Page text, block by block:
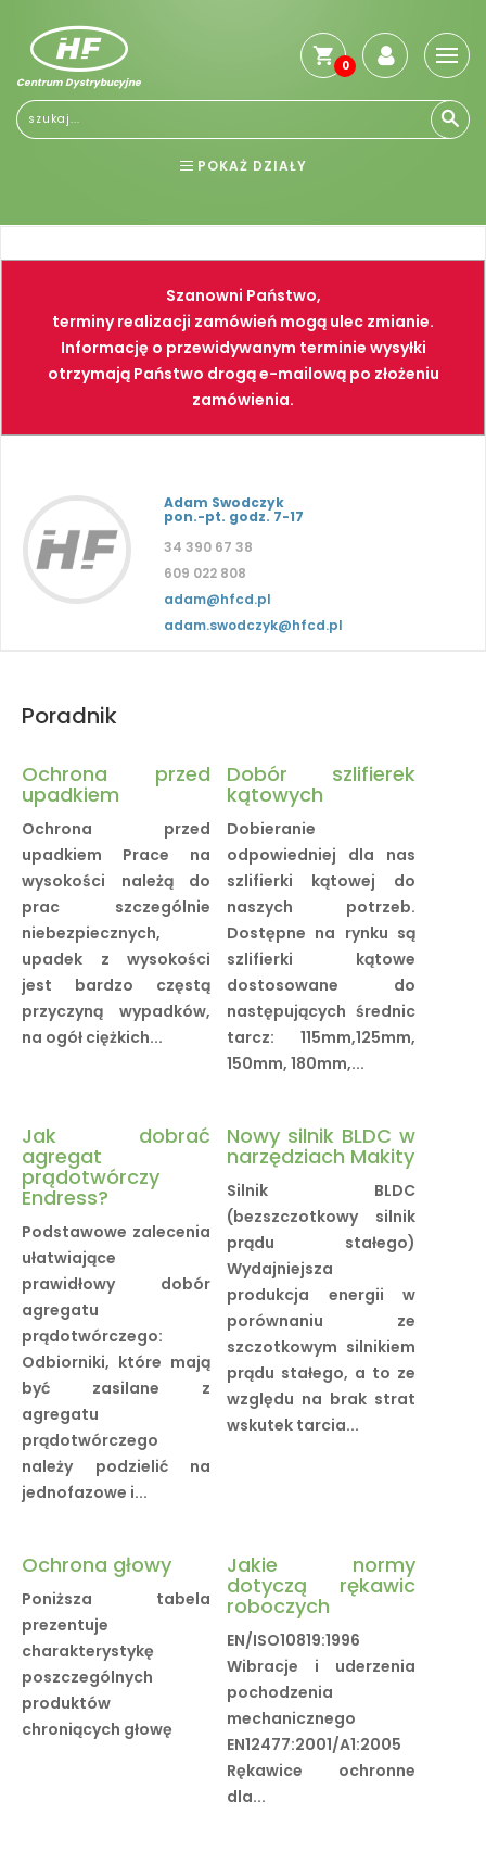
Centrum Dystrybucyjne
0
POKAŻ DZIAŁY
NARZĘDZIA SPAWALNICTWO
FARBY PNEUMATYKA
Szanowni Państwo,
terminy realizacji zamówień mogą ulec zmianie.
Informację o przewidywanym terminie wysyłki
otrzymają Państwo drogą e-mailową po złożeniu
zamówienia.
Adam Swodczyk
pon.-pt. godz. 7-17
34 390 67 38
609 022 808
adam@hfcd.pl
adam.swodczyk@hfcd.pl
Poradnik
Ochrona przed
upadkiem
Ochrona przed
upadkiem Prace na
wysokości należą do
prac szczególnie
niebezpiecznych,
upadek z wysokości
jest bardzo częstą
przyczyną wypadków,
na ogół ciężkich...
Dobór szlifierek
kątowych
Dobieranie
odpowiedniej dla nas
szlifierki kątowej do
naszych potrzeb.
Dostępne na rynku są
szlifierki kątowe
dostosowane do
następujących średnic
tarcz: 115mm,125mm,
150mm, 180mm,...
Jak dobrać
agregat
prądotwórczy
Endress?
Podstawowe zalecenia
ułatwiające
prawidłowy dobór
agregatu
prądotwórczego:
Odbiorniki, które mają
być zasilane z
agregatu
prądotwórczego
należy podzielić na
jednofazowe i...
Nowy silnik BLDC w
narzędziach Makity
Silnik BLDC
(bezszczotkowy silnik
prądu stałego)
Wydajniejsza
produkcja energii w
porównaniu ze
szczotkowym silnikiem
prądu stałego, a to ze
względu na brak strat
wskutek tarcia...
Ochrona głowy
Poniższa tabela
prezentuje
charakterystykę
poszczególnych
produktów
chroniących głowę
Jakie normy
dotyczą rękawic
roboczych
EN/ISO10819:1996
Wibracje i uderzenia
pochodzenia
mechanicznego
EN12477:2001/A1:2005
Rękawice ochronne
dla...